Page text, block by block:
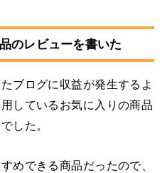
のレビューを書いた
ブログに収益が発生するよ
しているお気に入りの商品
した。
めできる商品だったので、